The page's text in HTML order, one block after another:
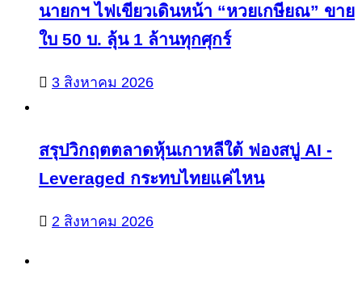
นายกฯ ไฟเขียวเดินหน้า “หวยเกษียณ” ขาย
ใบ 50 บ. ลุ้น 1 ล้านทุกศุกร์
3 สิงหาคม 2026
สรุปวิกฤตตลาดหุ้นเกาหลีใต้ ฟองสบู่ AI -
Leveraged กระทบไทยแค่ไหน
2 สิงหาคม 2026